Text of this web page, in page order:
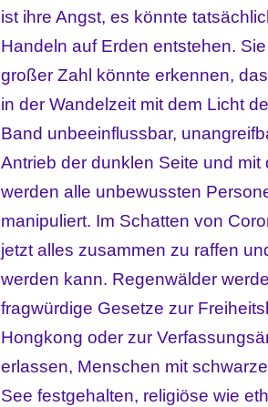
ist ihre Angst, es könnte
Handeln auf Erden entstehen.
großer Zahl könnte erkennen,
in der Wandelzeit mit dem Licht
Band unbeeinflussbar,
Antrieb der dunklen Seite und
werden alle unbewussten
manipuliert. Im Schatten von
jetzt alles zusammen zu raffen
werden kann. Regenwälder
fragwürdige Gesetze zur
Hongkong oder zur
erlassen, Menschen mit
See festgehalten, religiöse wie